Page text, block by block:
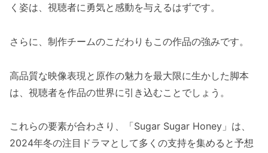
く姿は、視聴者に勇気と感動を与えるはずです。
さらに、制作チームのこだわりもこの作品の強みです。
高品質な映像表現と原作の魅力を最大限に生かした脚本
は、視聴者を作品の世界に引き込むことでしょう。
これらの要素が合わさり、「Sugar Sugar Honey」は、
2024年冬の注目ドラマとして多くの支持を集めると予想